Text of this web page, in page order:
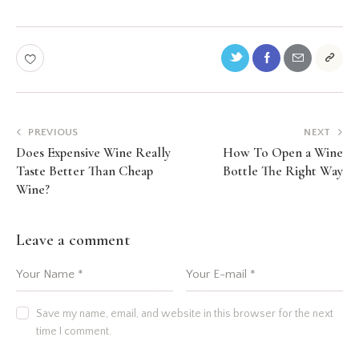
PREVIOUS
Does Expensive Wine Really
Taste Better Than Cheap
Wine?
NEXT
How To Open a Wine
Bottle The Right Way
Leave a comment
Save my name, email, and website in this browser for the next
time I comment.